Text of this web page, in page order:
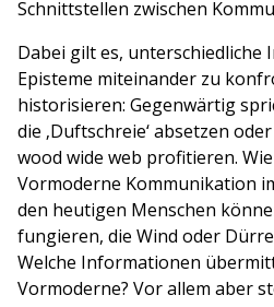
Schnittstellen zwischen
Dabei gilt es, unterschiedliche
Episteme miteinander zu
historisieren: Gegenwärtig
die ‚Duftschreie‘ absetzen
wood wide web profitieren.
Vormoderne Kommunikation
den heutigen Menschen
fungieren, die Wind oder
Welche Informationen
Vormoderne? Vor allem aber